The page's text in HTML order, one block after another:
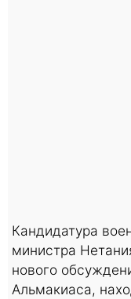
Кандидатура
министра
нового
Альмакиаса,